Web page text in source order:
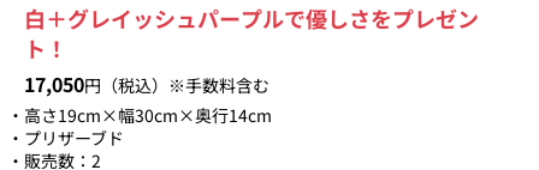
白＋グレイッシュパープルで優しさをプレゼン
ト！
17,050円（税込）※手数料含む
高さ19cm×幅30cm×奥行14cm
プリザーブド
販売数：2